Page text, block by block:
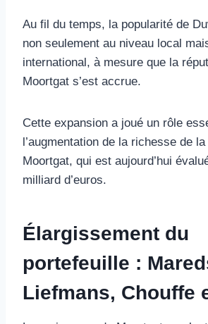
Au fil du temps, la popularité de
non seulement au niveau local
international, à mesure que la
Moortgat s’est accrue.
Cette expansion a joué un rôle
l’augmentation de la richesse de
Moortgat, qui est aujourd’hui
milliard d’euros.
Élargissement du
portefeuille :
Liefmans, Chouffe